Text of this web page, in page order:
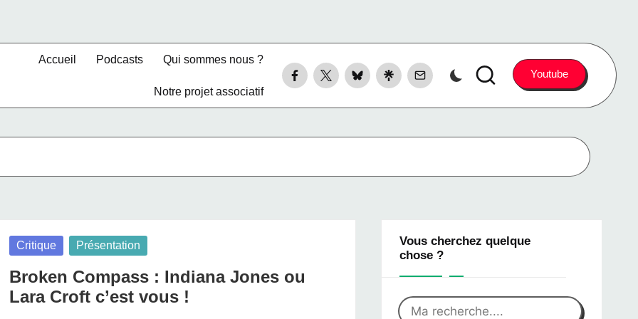
Accueil Podcasts Qui sommes nous ?
Notre projet associatif
Facebook
X
BlueskyLinkTreeContact Youtube
Posted
Critique Présentation
Broken Compass : Indiana Jones ou
Lara Croft c’est vous !
Vous cherchez quelque
chose ?